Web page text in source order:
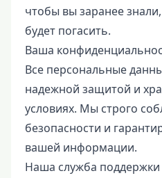
чтобы вы заранее
будет погасить.
Ваша
Все персональные
надежной защитой и
условиях. Мы строго
безопасности и
вашей информации.
Наша служба поддержки